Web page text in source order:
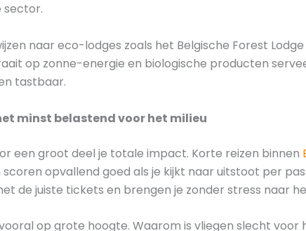
sector.
naar eco-lodges zoals het Belgische Forest
op zonne-energie en biologische producten
tastbaar.
minst belastend voor het milieu
een groot deel je totale impact. Korte reizen binnen
opvallend goed als je kijkt naar uitstoot per
de juiste tickets en brengen je zonder stress naar
op grote hoogte. Waarom is vliegen slecht voor